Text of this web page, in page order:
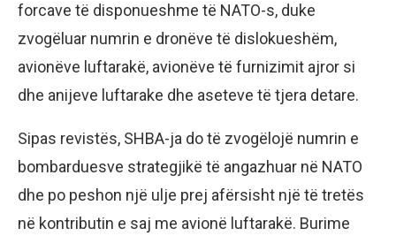
forcave të disponueshme të NATO-s, duke
zvogëluar numrin e dronëve të dislokueshëm,
avionëve luftarakë, avionëve të furnizimit ajror si
dhe anijeve luftarake dhe aseteve të tjera detare.
Sipas revistës, SHBA-ja do të zvogëlojë numrin e
bombarduesve strategjikë të angazhuar në NATO
dhe po peshon një ulje prej afërsisht një të tretës
në kontributin e saj me avionë luftarakë. Burime